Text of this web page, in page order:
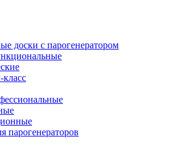
доски с парогенератором
парогенераторов